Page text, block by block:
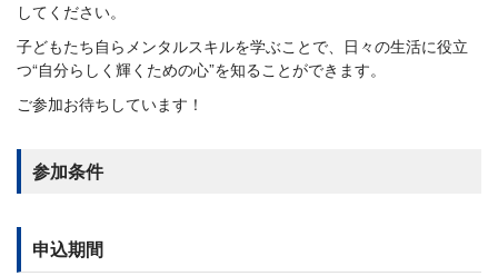
してください。
子どもたち自らメンタルスキルを学ぶことで、日々の生活に役立
つ“自分らしく輝くための心”を知ることができます。
ご参加お待ちしています！
参加条件
申込期間